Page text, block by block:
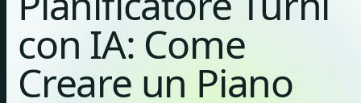
con IA: Come
Creare un Piano